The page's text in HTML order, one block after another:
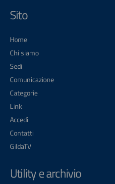
Sito
Home
Chi siamo
Sedi
Comunicazione
Categorie
Link
Accedi
Contatti
GildaTV
Utility e archivio